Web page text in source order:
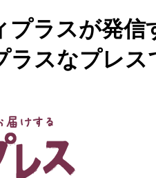
プラスが発信
ラスなプレス